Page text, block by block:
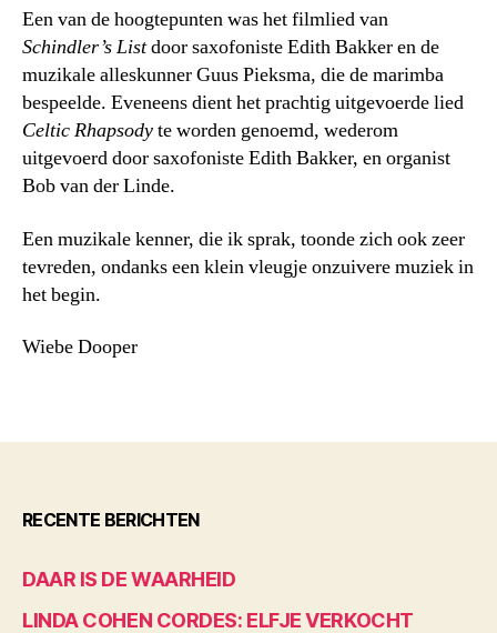
Een van de hoogtepunten was het filmlied van
Schindler’s Listdoor saxofoniste Edith Bakker en de
muzikale alleskunner Guus Pieksma, die de marimba
bespeelde. Eveneens dient het prachtig uitgevoerde lied
Celtic Rhapsodyte worden genoemd, wederom
uitgevoerd door saxofoniste Edith Bakker, en organist
Bob van der Linde.
Een muzikale kenner, die ik sprak, toonde zich ook zeer
tevreden, ondanks een klein vleugje onzuivere muziek in
het begin.
Wiebe Dooper
RECENTE BERICHTEN
DAAR IS DE WAARHEID
LINDA COHEN CORDES: ELFJE VERKOCHT